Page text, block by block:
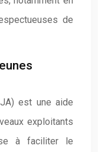
de
est une aide
exploitants
à faciliter le